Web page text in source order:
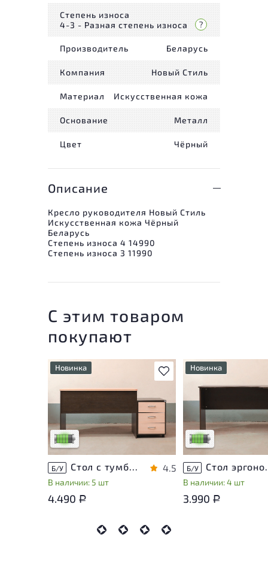
Степень износа
4-3 - Разная степень износа
Производитель Беларусь
Компания Новый Стиль
Материал Искусственная кожа
Основание Металл
Цвет Чёрный
Описание
Кресло руководителя Новый Стиль
Искусственная кожа Чёрный
Беларусь
Степень износа 4 14990
Степень износа 3 11990
С этим товаром
покупают
В избранное
Новинка
незначительные следы
эксплуатации, не влияющие
Низкая степень износа
Б/У Стол с тумбой ЛДСП Венге
В наличии: 5 шт
4.5
4.490 Р
Новинка
У товара
незначительные
эксплуатации, не
на удобство его
использования
Низкая степень
Б/У Стол
В наличии: 4 шт
3.990 Р